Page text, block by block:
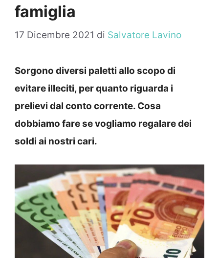
famiglia
17 Dicembre 2021 di Salvatore Lavino
Sorgono diversi paletti allo scopo di
evitare illeciti, per quanto riguarda i
prelievi dal conto corrente. Cosa
dobbiamo fare se vogliamo regalare dei
soldi ai nostri cari.